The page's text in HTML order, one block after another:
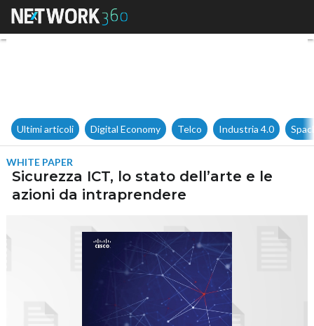
Sicurezza ICT, lo stato
Ultimi articoli Digital Economy Telco Industria 4.0
WHITE PAPER
Sicurezza ICT, lo stato dell’arte e le
azioni da intraprendere